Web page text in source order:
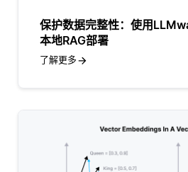
保护数据完整性：使用
本地RAG部署
了解更多